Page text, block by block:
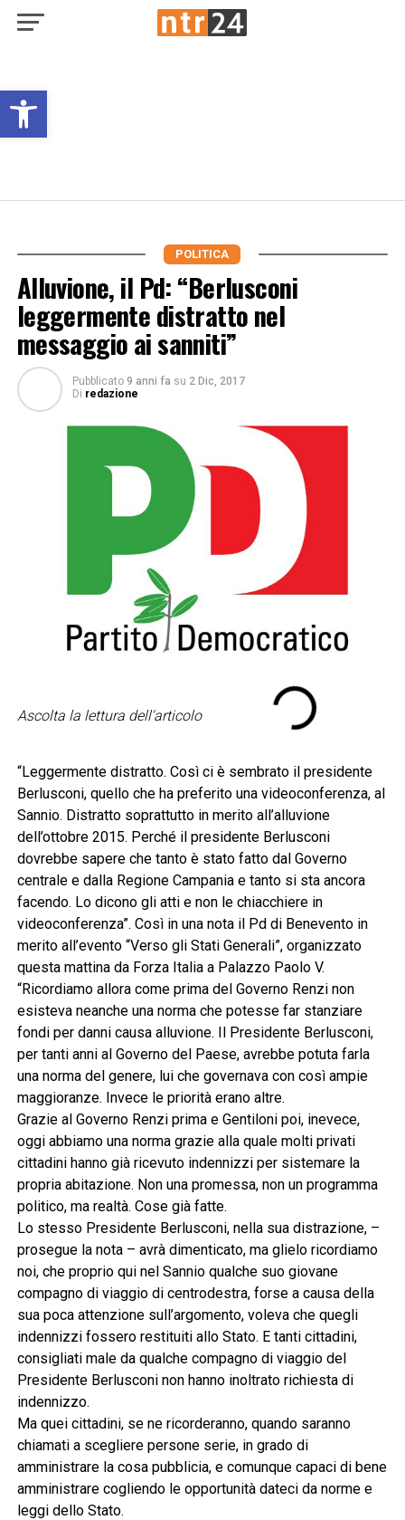
Open toolbar
POLITICA
Alluvione, il Pd: “Berlusconi
leggermente distratto nel
messaggio ai sanniti”
Pubblicato 9 anni fa su 2 Dic, 2017
Di redazione
Ascolta la lettura dell'articolo
“Leggermente distratto. Così ci è sembrato il presidente
Berlusconi, quello che ha preferito una videoconferenza, al
Sannio. Distratto soprattutto in merito all’alluvione
dell’ottobre 2015. Perché il presidente Berlusconi
dovrebbe sapere che tanto è stato fatto dal Governo
centrale e dalla Regione Campania e tanto si sta ancora
facendo. Lo dicono gli atti e non le chiacchiere in
videoconferenza”. Così in una nota il Pd di Benevento in
merito all’evento “Verso gli Stati Generali”, organizzato
questa mattina da Forza Italia a Palazzo Paolo V.
“Ricordiamo allora come prima del Governo Renzi non
esisteva neanche una norma che potesse far stanziare
fondi per danni causa alluvione. Il Presidente Berlusconi,
per tanti anni al Governo del Paese, avrebbe potuta farla
una norma del genere, lui che governava con così ampie
maggioranze. Invece le priorità erano altre.
Grazie al Governo Renzi prima e Gentiloni poi, inevece,
oggi abbiamo una norma grazie alla quale molti privati
cittadini hanno già ricevuto indennizzi per sistemare la
propria abitazione. Non una promessa, non un programma
politico, ma realtà. Cose già fatte.
Lo stesso Presidente Berlusconi, nella sua distrazione, –
prosegue la nota – avrà dimenticato, ma glielo ricordiamo
noi, che proprio qui nel Sannio qualche suo giovane
compagno di viaggio di centrodestra, forse a causa della
sua poca attenzione sull’argomento, voleva che quegli
indennizzi fossero restituiti allo Stato. E tanti cittadini,
consigliati male da qualche compagno di viaggio del
Presidente Berlusconi non hanno inoltrato richiesta di
indennizzo.
Ma quei cittadini, se ne ricorderanno, quando saranno
chiamati a scegliere persone serie, in grado di
amministrare la cosa pubblicia, e comunque capaci di bene
amministrare cogliendo le opportunità dateci da norme e
leggi dello Stato.